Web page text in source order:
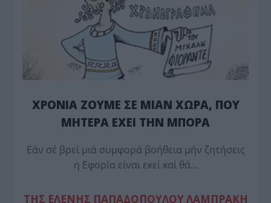
ΧΡΟΝΙΑ ΖΟΥΜΕ ΣΕ ΜΙΑΝ ΧΩΡΑ, ΠΟΥ
ΜΗΤΕΡΑ ΕΧΕΙ ΤΗΝ ΜΠΟΡΑ
Εάν σέ βρεί μιά συμφορά βοήθεια μήν ζητήσεις
η Εφορία είναι εκεί καί θά…
TΗΣ ΕΛΕΝΗΣ ΠΑΠΑΔΟΠΟΥΛΟΥ ΛΑΜΠΡΑΚΗ